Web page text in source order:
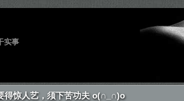
实事
得惊人艺，须下苦功夫 o(∩_∩)o